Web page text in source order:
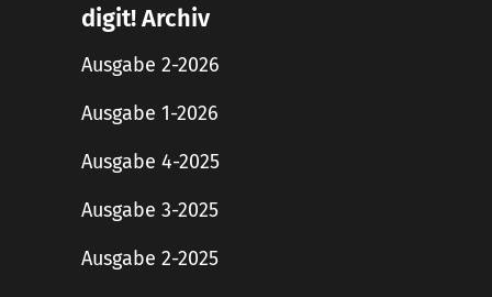
digit! Archiv
Ausgabe 2-2026
Ausgabe 1-2026
Ausgabe 4-2025
Ausgabe 3-2025
Ausgabe 2-2025